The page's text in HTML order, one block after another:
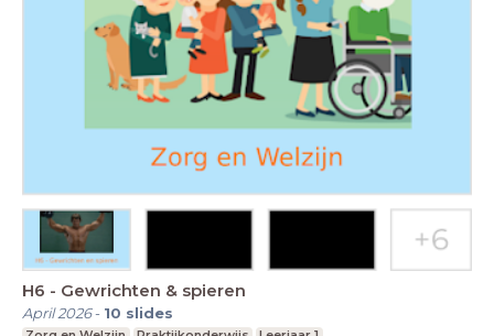
H6 - Gewrichten & spieren
April 2026- 10 slides